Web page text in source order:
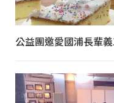
公益團邀愛國浦長輩